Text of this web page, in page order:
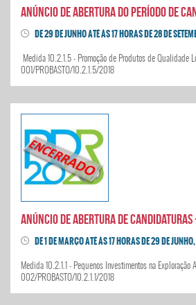
DE 29 DE JUNHO ATÉ ÀS 17 HORAS DE 28 DE
Medida 10.2.1.5 - Promoção de Produtos de Qualidade
001/PROBASTO/10.2.1.5/2018
DE 1 DE MARÇO ATÉ ÀS 17 HORAS DE 29 DE JUNHO, PRORROGADO
Medida 10.2.1.1 - Pequenos Investimentos na Exploração
002/PROBASTO/10.2.1.1/2018